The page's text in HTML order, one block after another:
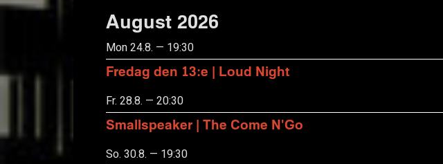
August 2026
Mon 24.8. — 19:30
Fredag den 13:e | Loud Night
Fr. 28.8. — 20:30
Smallspeaker | The Come N'Go
So. 30.8. — 19:30